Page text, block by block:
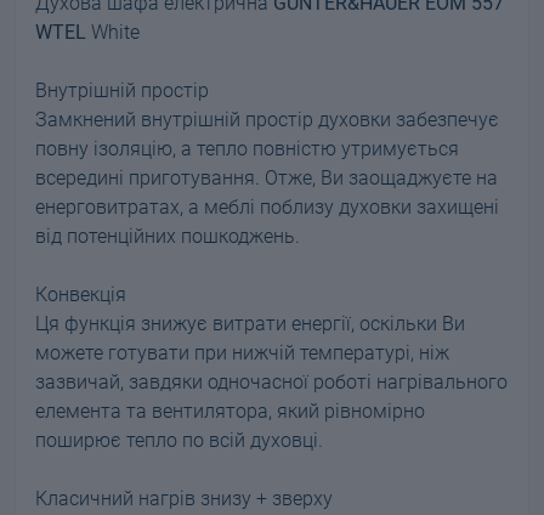
WTEL White
Внутрішній простір
Замкнений внутрішній простір духовки забезпечує
повну ізоляцію, а тепло повністю утримується
всередині приготування. Отже, Ви заощаджуєте на
енерговитратах, а меблі поблизу духовки захищені
від потенційних пошкоджень.
Конвекція
Ця функція знижує витрати енергії, оскільки Ви
можете готувати при нижчій температурі, ніж
зазвичай, завдяки одночасної роботі нагрівального
елемента та вентилятора, який рівномірно
поширює тепло по всій духовці.
Класичний нагрів знизу + зверху